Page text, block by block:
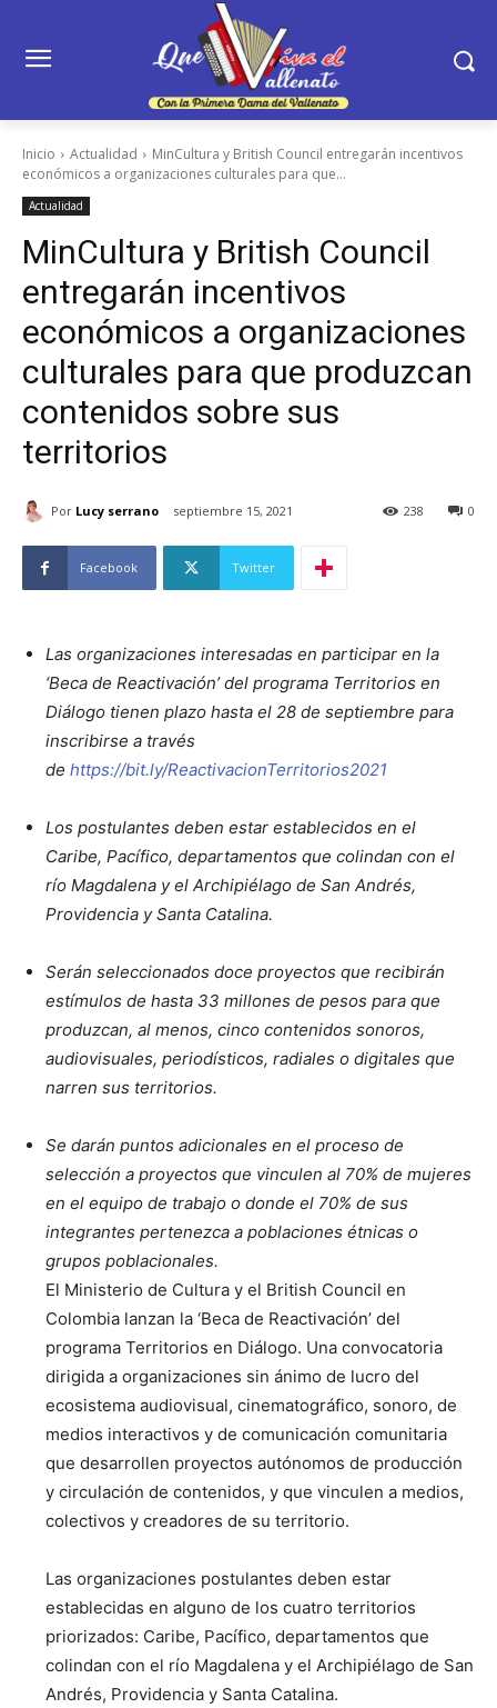
Inicio Actualidad
MinCultura y British Council entregarán incentivos
económicos a organizaciones culturales para que...
Actualidad
MinCultura y British Council
entregarán incentivos
económicos a organizaciones
culturales para que produzcan
contenidos sobre sus
territorios
Por Lucy serrano septiembre 15, 2021 0
238
Facebook Twitter
Las organizaciones interesadas en participar en la
‘Beca de Reactivación’ del programa Territorios en
Diálogo tienen plazo hasta el 28 de septiembre para
inscribirse a través
de https://bit.ly/ReactivacionTerritorios2021
Los postulantes deben estar establecidos en el
Caribe, Pacífico, departamentos que colindan con el
río Magdalena y el Archipiélago de San Andrés,
Providencia y Santa Catalina.
Serán seleccionados doce proyectos que recibirán
estímulos de hasta 33 millones de pesos para que
produzcan, al menos, cinco contenidos sonoros,
audiovisuales, periodísticos, radiales o digitales que
narren sus territorios.
Se darán puntos adicionales en el proceso de
selección a proyectos que vinculen al 70% de mujeres
en el equipo de trabajo o donde el 70% de sus
integrantes pertenezca a poblaciones étnicas o
grupos poblacionales.
El Ministerio de Cultura y el British Council en
Colombia lanzan la ‘Beca de Reactivación’ del
programa Territorios en Diálogo. Una convocatoria
dirigida a organizaciones sin ánimo de lucro del
ecosistema audiovisual, cinematográfico, sonoro, de
medios interactivos y de comunicación comunitaria
que desarrollen proyectos autónomos de producción
y circulación de contenidos, y que vinculen a medios,
colectivos y creadores de su territorio.
Las organizaciones postulantes deben estar
establecidas en alguno de los cuatro territorios
priorizados: Caribe, Pacífico, departamentos que
colindan con el río Magdalena y el Archipiélago de San
Andrés, Providencia y Santa Catalina.